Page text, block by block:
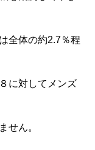
全体の約2.7％程
に対してメンズ
せん。